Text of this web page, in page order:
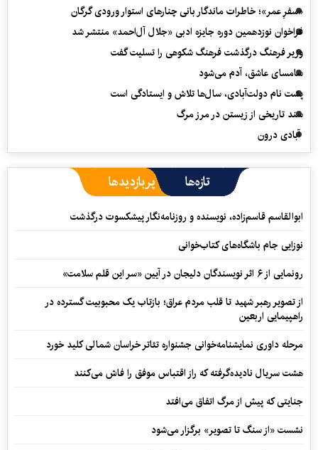
«سفرِ عمر»؛ خاطرات ماندگار بانی چنارهای استوار ورودی گرگان
فراخوان نوزدهمین دوره جایزه ادبی «جلال آل‌احمد» منتشر شد
وزیر فرهنگ درگذشت فرهنگ شکوهی را تسلیت گفت
سامسای عاشق، آدم می‌شود
پشت نام دولت‌آبادی، سال‌ها تلاش و ایستادگی است
سند تاریخی از زیستن در مرز مرگ
آبادی درون
تازه‌ها پربازدیدها
ابوالقاسم قاسم‌زاده، نویسنده و روزنامه‌نگار پیشکسوت درگذشت
نوزایی جام باشگاه‌های کتاب‌خوانی
رونمایی از ۶ اثر نویسندگان دلیجان در آیین «سر این قلم سلامت»
از تصویر رهبر شهید تا قلب مردم عراق؛ بازتاب یک محبوبیت گسترده در
راهپیمایی اربعین
مرحله داوری نمایشنامه‌خوانی جشنواره تئاتر خراسان شمالی کلید خورد
هشت سریال نادیده‌گرفته که راز اقتباس موفق را فاش می‌کنند
جنایتی که پیش از مرگ اتفاق می‌افتد
نشست «از سنگ تا تصویر» برگزار می‌شود